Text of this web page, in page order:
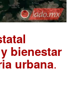
bienestar
urbana.